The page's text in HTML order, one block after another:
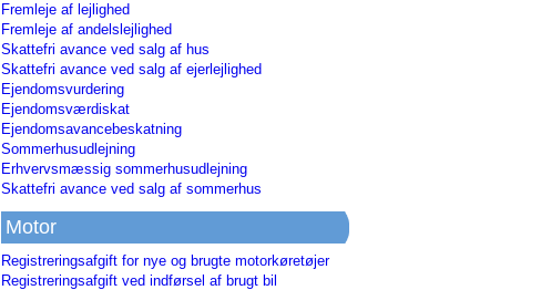
Fremleje af lejlighed
Fremleje af andelslejlighed
Skattefri avance ved salg af hus
Skattefri avance ved salg af ejerlejlighed
Ejendomsvurdering
Ejendomsværdiskat
Ejendomsavancebeskatning
Sommerhusudlejning
Erhvervsmæssig sommerhusudlejning
Skattefri avance ved salg af sommerhus
Motor
Registreringsafgift for nye og brugte motorkøretøjer
Registreringsafgift ved indførsel af brugt bil